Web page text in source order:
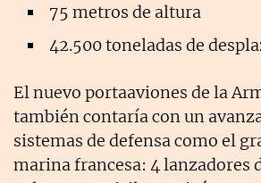
75 metros de altura
42.500 toneladas de
El nuevo portaaviones de la
también contaría con un
sistemas de defensa como el
marina francesa: 4 lanzadores